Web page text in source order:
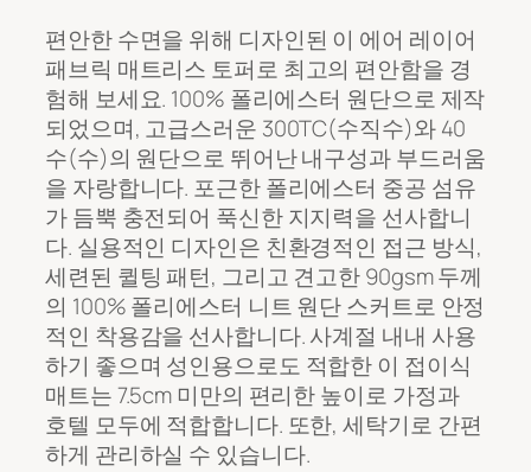
편안한 수면을 위해 디자인된 이 에어 레이어
패브릭 매트리스 토퍼로 최고의 편안함을 경
험해 보세요. 100% 폴리에스터 원단으로 제작
되었으며, 고급스러운 300TC(수직수)와 40
수(수)의 원단으로 뛰어난 내구성과 부드러움
을 자랑합니다. 포근한 폴리에스터 중공 섬유
가 듬뿍 충전되어 푹신한 지지력을 선사합니
다. 실용적인 디자인은 친환경적인 접근 방식,
세련된 퀼팅 패턴, 그리고 견고한 90gsm 두께
의 100% 폴리에스터 니트 원단 스커트로 안정
적인 착용감을 선사합니다. 사계절 내내 사용
하기 좋으며 성인용으로도 적합한 이 접이식
매트는 7.5cm 미만의 편리한 높이로 가정과
호텔 모두에 적합합니다. 또한, 세탁기로 간편
하게 관리하실 수 있습니다.